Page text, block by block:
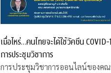
เมื่อไหร่…คนไทยจะได้ใช้วัคซีน COVID-
การประชุมวิชาการ
การประชุมวิชาการออนไลน์ของค